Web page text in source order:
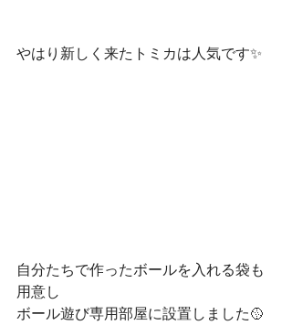
やはり新しく来たトミカは人気です✨
自分たちで作ったボールを入れる袋も
用意し
ボール遊び専用部屋に設置しました🥎